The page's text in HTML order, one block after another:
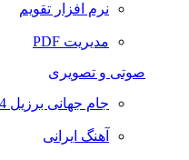
نرم افزار تقویم
مدیریت PDF
و تصویری
جام جهانی برزیل 2014
آهنگ ایرانی